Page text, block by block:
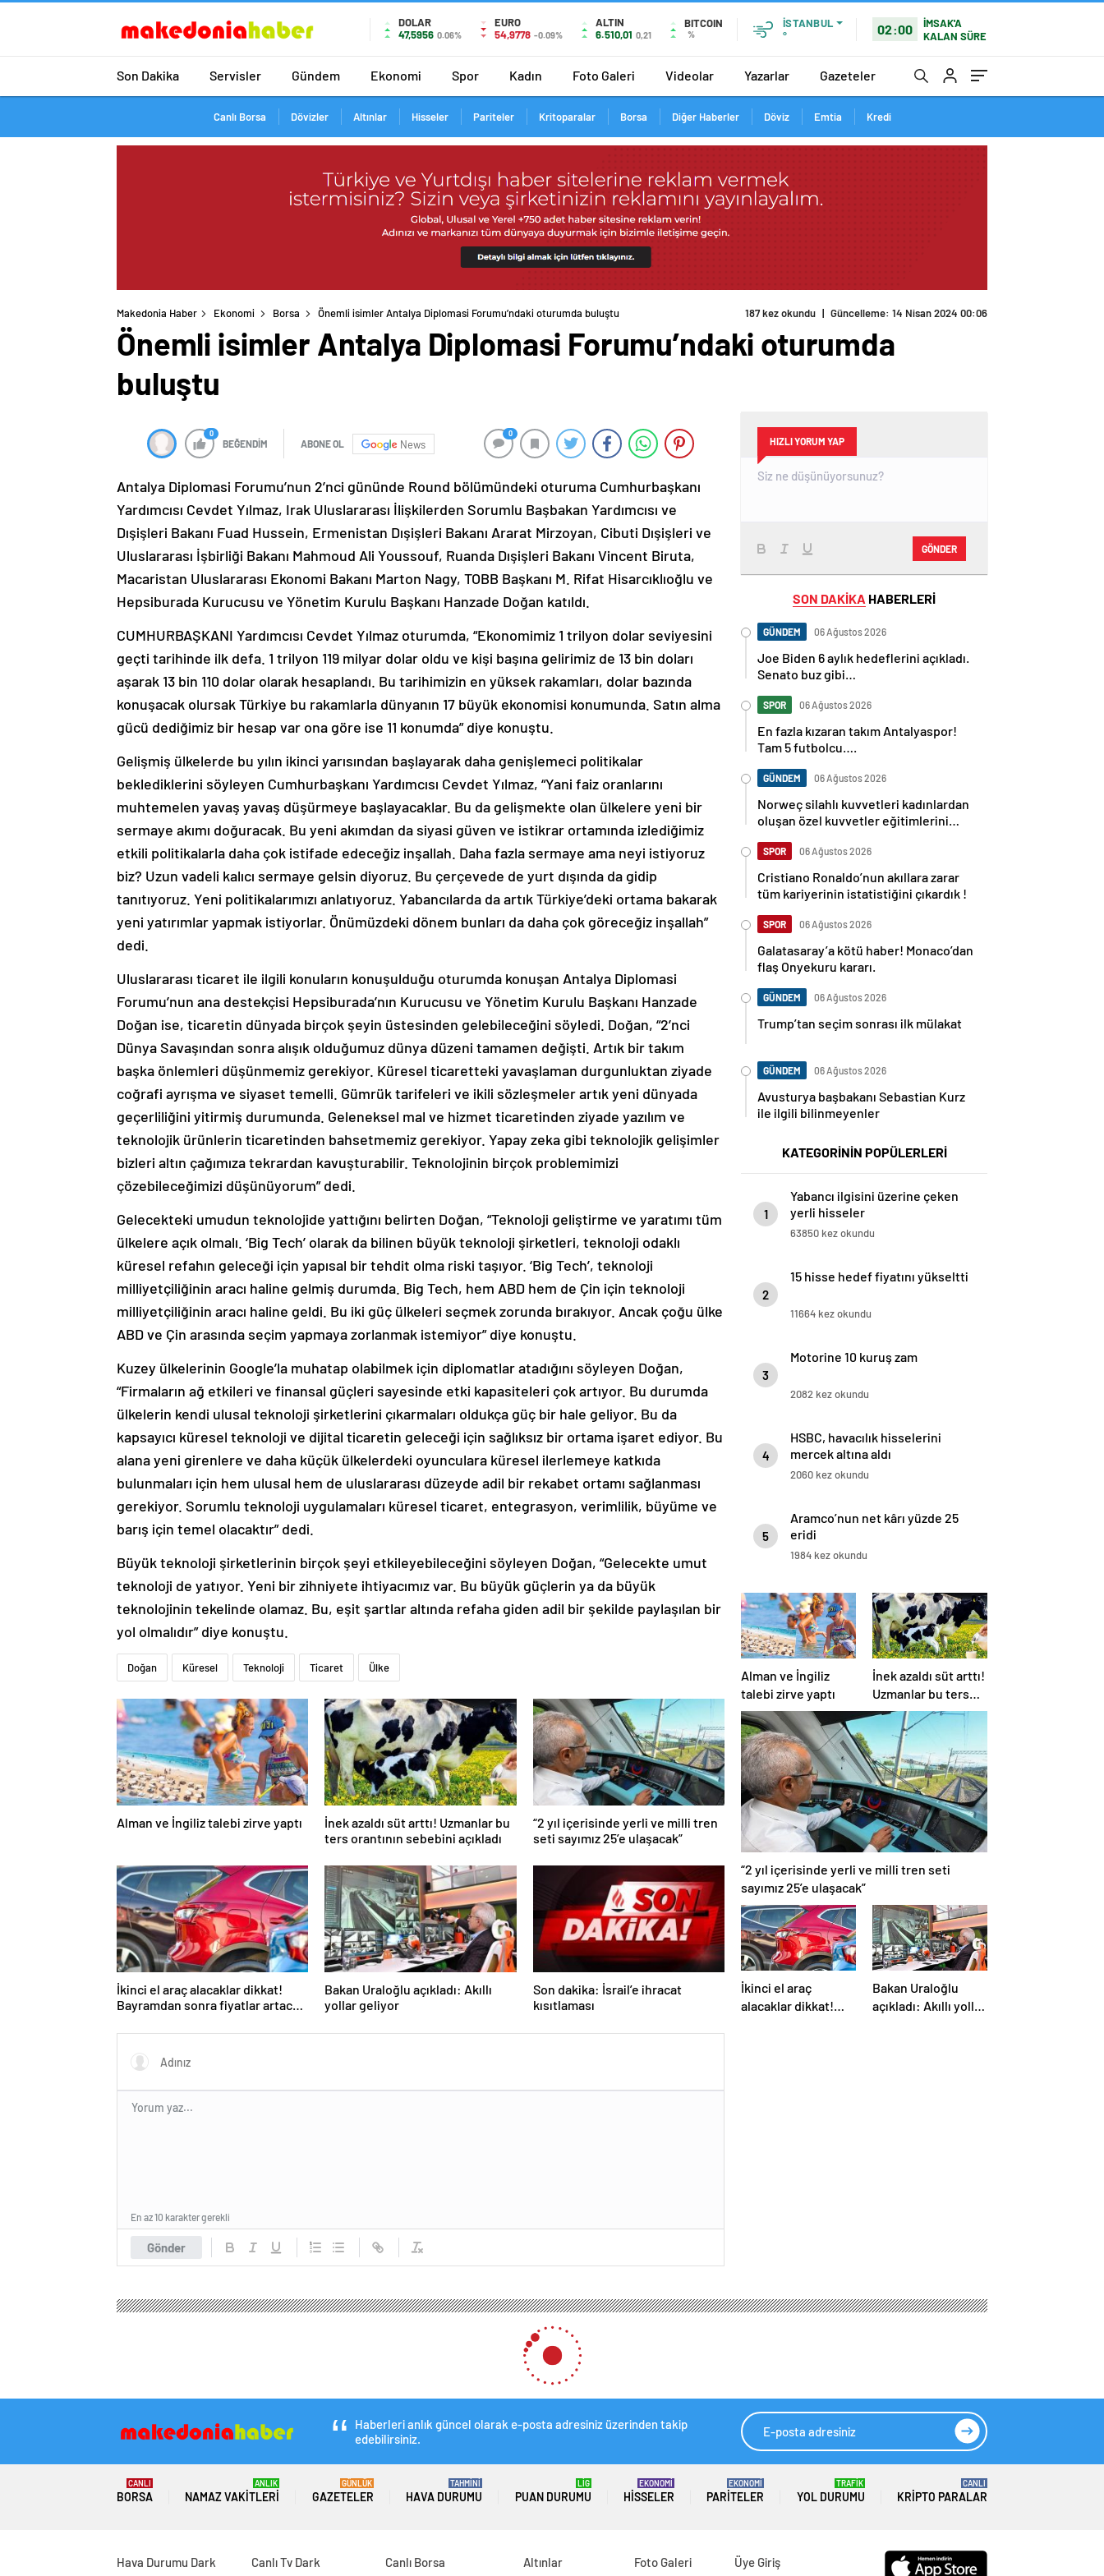
DOLAR
47,5956 0.06%
EURO
54,9778 -0.09%
ALTIN
6.510,01 0,21
BITCOIN
%
İSTANBUL
°
02:00
İMSAK'A
KALAN SÜRE
Son Dakika Servisler Gündem Ekonomi Spor Kadın Foto Galeri Videolar Yazarlar Gazeteler
Canlı Borsa Dövizler Altınlar Hisseler Pariteler Kritoparalar Borsa Diğer Haberler Döviz Emtia Kredi
Makedonia Haber Ekonomi Borsa Önemli isimler Antalya Diplomasi Forumu’ndaki oturumda buluştu
Önemli isimler Antalya Diplomasi Forumu’ndaki oturumda
buluştu
0
BEĞENDİM ABONE OL News
0
Antalya Diplomasi Forumu’nun 2’nci gününde Round bölümündeki oturuma Cumhurbaşkanı
Yardımcısı Cevdet Yılmaz, Irak Uluslararası İlişkilerden Sorumlu Başbakan Yardımcısı ve
Dışişleri Bakanı Fuad Hussein, Ermenistan Dışişleri Bakanı Ararat Mirzoyan, Cibuti Dışişleri ve
Uluslararası İşbirliği Bakanı Mahmoud Ali Youssouf, Ruanda Dışişleri Bakanı Vincent Biruta,
Macaristan Uluslararası Ekonomi Bakanı Marton Nagy, TOBB Başkanı M. Rifat Hisarcıklıoğlu ve
Hepsiburada Kurucusu ve Yönetim Kurulu Başkanı Hanzade Doğan katıldı.
CUMHURBAŞKANI Yardımcısı Cevdet Yılmaz oturumda, “Ekonomimiz 1 trilyon dolar seviyesini
geçti tarihinde ilk defa. 1 trilyon 119 milyar dolar oldu ve kişi başına gelirimiz de 13 bin doları
aşarak 13 bin 110 dolar olarak hesaplandı. Bu tarihimizin en yüksek rakamları, dolar bazında
konuşacak olursak Türkiye bu rakamlarla dünyanın 17 büyük ekonomisi konumunda. Satın alma
gücü dediğimiz bir hesap var ona göre ise 11 konumda” diye konuştu.
Gelişmiş ülkelerde bu yılın ikinci yarısından başlayarak daha genişlemeci politikalar
beklediklerini söyleyen Cumhurbaşkanı Yardımcısı Cevdet Yılmaz, “Yani faiz oranlarını
muhtemelen yavaş yavaş düşürmeye başlayacaklar. Bu da gelişmekte olan ülkelere yeni bir
sermaye akımı doğuracak. Bu yeni akımdan da siyasi güven ve istikrar ortamında izlediğimiz
etkili politikalarla daha çok istifade edeceğiz inşallah. Daha fazla sermaye ama neyi istiyoruz
biz? Uzun vadeli kalıcı sermaye gelsin diyoruz. Bu çerçevede de yurt dışında da gidip
tanıtıyoruz. Yeni politikalarımızı anlatıyoruz. Yabancılarda da artık Türkiye’deki ortama bakarak
yeni yatırımlar yapmak istiyorlar. Önümüzdeki dönem bunları da daha çok göreceğiz inşallah”
dedi.
Uluslararası ticaret ile ilgili konuların konuşulduğu oturumda konuşan Antalya Diplomasi
Forumu’nun ana destekçisi Hepsiburada’nın Kurucusu ve Yönetim Kurulu Başkanı Hanzade
Doğan ise, ticaretin dünyada birçok şeyin üstesinden gelebileceğini söyledi. Doğan, “2’nci
Dünya Savaşından sonra alışık olduğumuz dünya düzeni tamamen değişti. Artık bir takım
başka önlemleri düşünmemiz gerekiyor. Küresel ticaretteki yavaşlaman durgunluktan ziyade
coğrafi ayrışma ve siyaset temelli. Gümrük tarifeleri ve ikili sözleşmeler artık yeni dünyada
geçerliliğini yitirmiş durumunda. Geleneksel mal ve hizmet ticaretinden ziyade yazılım ve
teknolojik ürünlerin ticaretinden bahsetmemiz gerekiyor. Yapay zeka gibi teknolojik gelişimler
bizleri altın çağımıza tekrardan kavuşturabilir. Teknolojinin birçok problemimizi
çözebileceğimizi düşünüyorum” dedi.
Gelecekteki umudun teknolojide yattığını belirten Doğan, “Teknoloji geliştirme ve yaratımı tüm
ülkelere açık olmalı. ‘Big Tech’ olarak da bilinen büyük teknoloji şirketleri, teknoloji odaklı
küresel refahın geleceği için yapısal bir tehdit olma riski taşıyor. ‘Big Tech’, teknoloji
milliyetçiliğinin aracı haline gelmiş durumda. Big Tech, hem ABD hem de Çin için teknoloji
milliyetçiliğinin aracı haline geldi. Bu iki güç ülkeleri seçmek zorunda bırakıyor. Ancak çoğu ülke
ABD ve Çin arasında seçim yapmaya zorlanmak istemiyor” diye konuştu.
Kuzey ülkelerinin Google’la muhatap olabilmek için diplomatlar atadığını söyleyen Doğan,
“Firmaların ağ etkileri ve finansal güçleri sayesinde etki kapasiteleri çok artıyor. Bu durumda
ülkelerin kendi ulusal teknoloji şirketlerini çıkarmaları oldukça güç bir hale geliyor. Bu da
kapsayıcı küresel teknoloji ve dijital ticaretin geleceği için sağlıksız bir ortama işaret ediyor. Bu
alana yeni girenlere ve daha küçük ülkelerdeki oyunculara küresel ilerlemeye katkıda
bulunmaları için hem ulusal hem de uluslararası düzeyde adil bir rekabet ortamı sağlanması
gerekiyor. Sorumlu teknoloji uygulamaları küresel ticaret, entegrasyon, verimlilik, büyüme ve
barış için temel olacaktır” dedi.
Büyük teknoloji şirketlerinin birçok şeyi etkileyebileceğini söyleyen Doğan, “Gelecekte umut
teknoloji de yatıyor. Yeni bir zihniyete ihtiyacımız var. Bu büyük güçlerin ya da büyük
teknolojinin tekelinde olamaz. Bu, eşit şartlar altında refaha giden adil bir şekilde paylaşılan bir
yol olmalıdır” diye konuştu.
Doğan Küresel Teknoloji Ticaret Ülke
Alman ve İngiliz talebi zirve yaptı
İnek azaldı süt arttı! Uzmanlar bu
ters orantının sebebini açıkladı
“2 yıl içerisinde yerli ve milli tren
seti sayımız 25’e ulaşacak”
İkinci el araç alacaklar dikkat!
Bayramdan sonra fiyatlar artacak
Bakan Uraloğlu açıkladı: Akıllı
yollar geliyor
Son dakika: İsrail’e ihracat
kısıtlaması
Gönder
En az 10 karakter gerekli
HIZLI YORUM YAP
GÖNDER
SON DAKİKA HABERLERİ
GÜNDEM 06 Ağustos 2026
Joe Biden 6 aylık hedeflerini açıkladı.
Senato buz gibi…
SPOR 06 Ağustos 2026
En fazla kızaran takım Antalyaspor!
Tam 5 futbolcu….
GÜNDEM 06 Ağustos 2026
Norweç silahlı kuvvetleri kadınlardan
oluşan özel kuvvetler eğitimlerini
SPOR 06 Ağustos 2026
Cristiano Ronaldo’nun akıllara zarar
tüm kariyerinin istatistiğini çıkardık !
SPOR 06 Ağustos 2026
Galatasaray’a kötü haber! Monaco’dan
flaş Onyekuru kararı.
GÜNDEM 06 Ağustos 2026
Trump’tan seçim sonrası ilk mülakat
GÜNDEM 06 Ağustos 2026
Avusturya başbakanı Sebastian Kurz
ile ilgili bilinmeyenler
KATEGORİNİN POPÜLERLERİ
1
Yabancı ilgisini üzerine çeken
yerli hisseler
63850 kez okundu
2
15 hisse hedef fiyatını yükseltti
11664 kez okundu
3
Motorine 10 kuruş zam
2082 kez okundu
4
HSBC, havacılık hisselerini
mercek altına aldı
2060 kez okundu
5
Aramco’nun net kârı yüzde 25
eridi
1984 kez okundu
Alman ve İngiliz
talebi zirve yaptı
İnek azaldı süt arttı!
Uzmanlar bu ters
orantının sebebini
açıkladı
“2 yıl içerisinde yerli ve milli tren seti
sayımız 25’e ulaşacak”
İkinci el araç
alacaklar dikkat!
Bakan Uraloğlu
açıkladı: Akıllı yollar
Kırmızı ette üç farklı tarife! Fiyatlar semtten semte değişiyor
Kırmızı ette üç farklı tarife! Fiyatlar semtten semte değişiyor
BEĞENDİM ABONE OL News
Et ve Süt Kurumu’nda 230 liraya satılan kıymanın kilosu bazı marketlerde 412, kasaplarda ise
600 liraya kadar yükseldi. Et çeşitlerinde fiyat tarifelerinin Et ve Süt Kurumu’nda, marketlerde
ve Süt Kurumu’nda ise 229 liraya satılıyor. Yine Beylikdüzü ilçesinde 570 lirayı bulan dana